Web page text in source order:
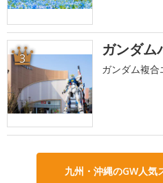
3 ガンダム
ガンダム複
九州・沖縄のGW人気